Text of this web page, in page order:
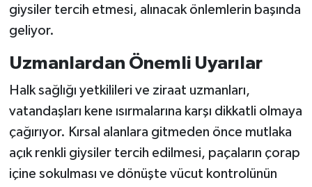
giysiler tercih etmesi, alınacak önlemlerin başında
geliyor.
Uzmanlardan Önemli Uyarılar
Halk sağlığı yetkilileri ve ziraat uzmanları,
vatandaşları kene ısırmalarına karşı dikkatli olmaya
çağırıyor. Kırsal alanlara gitmeden önce mutlaka
açık renkli giysiler tercih edilmesi, paçaların çorap
içine sokulması ve dönüşte vücut kontrolünün